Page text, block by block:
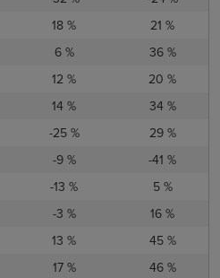
18 %
21 %
6 %
36 %
12 %
20 %
14 %
34 %
-25 %
29 %
-9 %
-41 %
-13 %
5 %
-3 %
16 %
13 %
45 %
17 %
46 %